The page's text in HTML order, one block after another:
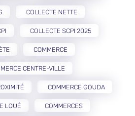
COLLECTE NETTE
COLLECTE SCPI 2025
COMMERCE
CENTRE-VILLE
COMMERCE GOUDA
LOUÉ COMMERCES